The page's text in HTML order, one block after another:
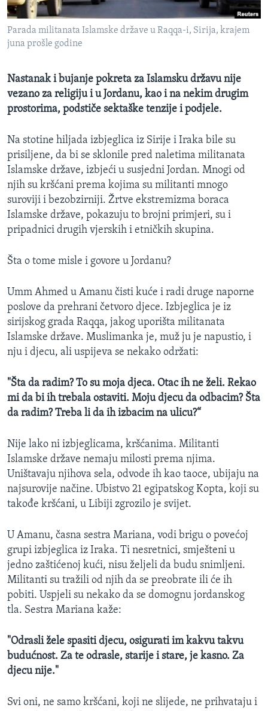
MAGAZIN
O GLASU AMERIKE
PRATITE NAS
Jezici
Parada militanata Islamske države u Raqqa-i, Sirija, krajem
juna prošle godine
Nastanak i bujanje pokreta za Islamsku državu nije
vezano za religiju i u Jordanu, kao i na nekim drugim
prostorima, podstiče sektaške tenzije i podjele.
Na stotine hiljada izbjeglica iz Sirije i Iraka bile su
prisiljene, da bi se sklonile pred naletima militanata
Islamske države, izbjeći u susjedni Jordan. Mnogi od
njih su kršćani prema kojima su militanti mnogo
suroviji i bezobzirniji. Žrtve ekstremizma boraca
Islamske države, pokazuju to brojni primjeri, su i
pripadnici drugih vjerskih i etničkih skupina.
Šta o tome misle i govore u Jordanu?
Umm Ahmed u Amanu čisti kuće i radi druge naporne
poslove da prehrani četvoro djece. Izbjeglica je iz
sirijskog grada Raqqa, jakog uporišta militanata
Islamske države. Muslimanka je, muž ju je napustio, i
nju i djecu, ali uspijeva se nekako održati:
"Šta da radim? To su moja djeca. Otac ih ne želi. Rekao
mi da bi ih trebala ostaviti. Moju djecu da odbacim? Šta
da radim? Treba li da ih izbacim na ulicu?“
Nije lako ni izbjeglicama, kršćanima. Militanti
Islamske države nemaju milosti prema njima.
Uništavaju njihova sela, odvode ih kao taoce, ubijaju na
najsurovije načine. Ubistvo 21 egipatskog Kopta, koji su
takođe kršćani, u Libiji zgrozilo je svijet.
U Amanu, časna sestra Mariana, vodi brigu o povećoj
grupi izbjeglica iz Iraka. Ti nesretnici, smješteni u
jedno zaštićenoj kući, nisu željeli da budu snimljeni.
Militanti su tražili od njih da se preobrate ili će ih
pobiti. Uspjeli su nekako da se domognu jordanskog
tla. Sestra Mariana kaže:
"Odrasli žele spasiti djecu, osigurati im kakvu takvu
budućnost. Za te odrasle, starije i stare, je kasno. Za
djecu nije."
Svi oni, ne samo kršćani, koji ne slijede, ne prihvataju i